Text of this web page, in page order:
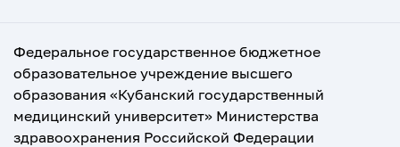
Федеральное государственное бюджетное
образовательное учреждение высшего
образования «Кубанский государственный
медицинский университет» Министерства
здравоохранения Российской Федерации